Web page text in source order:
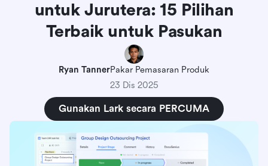
untuk Jurutera: 15 Pilihan
Terbaik untuk Pasukan
Ryan TannerPakar Pemasaran Produk
23 Dis 2025
Gunakan Lark secara PERCUMA